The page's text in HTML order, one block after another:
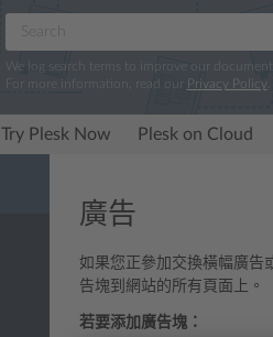
We log search terms to improve our
For more information, read our Privacy Policy.
Try Plesk Now Plesk on Cloud
廣告
如果您正參加交換橫幅廣告
告塊到網站的所有頁面上。
若要添加廣告塊：